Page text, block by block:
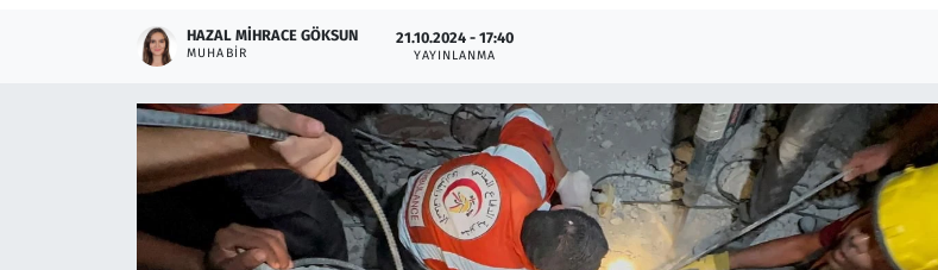
HAZAL MIHRACE GÖKSUN
MUHABIR
21.10.2024 - 17:40
YAYINLANMA
Teknoloji ve Bilim
Televizyon